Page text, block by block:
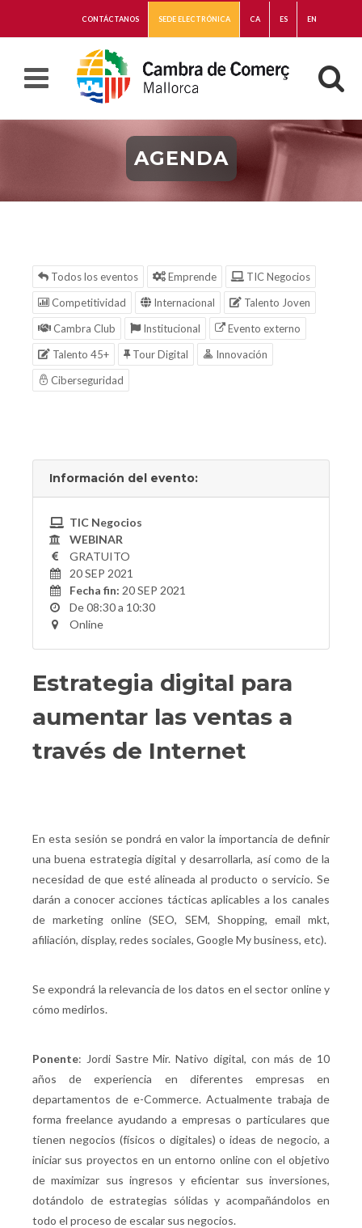
CONTÁCTANOS SEDE ELECTRÓNICA CA ES EN
AGENDA
Todos los eventos Emprende
TIC Negocios
Competitividad
Internacional
Talento Joven
Cambra Club
Institucional
Evento externo
Talento 45+
Tour Digital
Innovación
Ciberseguridad
Información del evento:
TIC Negocios
WEBINAR
GRATUITO
20 SEP 2021
Fecha fin: 20 SEP 2021
De 08:30 a 10:30
Online
Estrategia digital para
aumentar las ventas a
través de Internet
En esta sesión se pondrá en valor la importancia de definir
una buena estrategia digital y desarrollarla, así como de la
necesidad de que esté alineada al producto o servicio. Se
darán a conocer acciones tácticas aplicables a los canales
de marketing online (SEO, SEM, Shopping, email mkt,
afiliación, display, redes sociales, Google My business, etc).
Se expondrá la relevancia de los datos en el sector online y
cómo medirlos.
Ponente: Jordi Sastre Mir. Nativo digital, con más de 10
años de experiencia en diferentes empresas en
departamentos de e-Commerce. Actualmente trabaja de
forma freelance ayudando a empresas o particulares que
tienen negocios (físicos o digitales) o ideas de negocio, a
iniciar sus proyectos en un entorno online con el objetivo
de maximizar sus ingresos y eficientar sus inversiones,
dotándolo de estrategias sólidas y acompañándolos en
todo el proceso de escalar sus negocios.